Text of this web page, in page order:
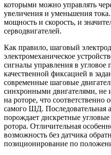
которыми можно управлять
увеличения и уменьшения
мощность и скорость, и
серводвигателей.
Как правило, шаговый
электромеханическое
сигналы управления в угловое
качественной фиксацией в
современные шаговые
синхронными двигателями,
на роторе, что соответственно
самого ШД. Последовательная
порождает дискретные
ротора. Отличительная
возможность без датчика
позиционирование по